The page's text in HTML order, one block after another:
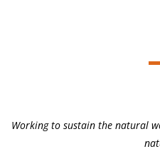
Working to sustain the natural